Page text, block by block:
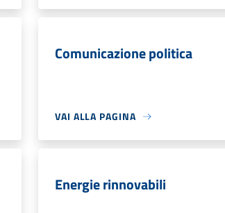
Comunicazione politica
VAI ALLA PAGINA
Energie rinnovabili